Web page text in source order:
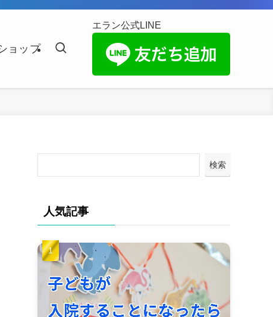
ョップ
エラン公式LINE
検索
人気記事